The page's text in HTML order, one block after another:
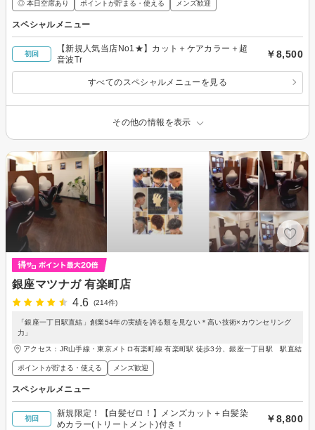
◎ 本日空席あり ポイントが貯まる・使える メンズ歓迎
スペシャルメニュー
初回
【新規人気当店No1★】カット＋ケアカラー＋超
音波Tr
￥8,500
すべてのスペシャルメニューを見る
その他の情報を表示
銀座マツナガ 有楽町店
4.6
(214件)
「銀座一丁目駅直結」創業54年の実績を誇る類を見ない＊高い技術×カウンセリング
力」
アクセス：JR山手線・東京メトロ有楽町線 有楽町駅 徒歩3分、銀座一丁目駅 駅直結
ポイントが貯まる・使える メンズ歓迎
スペシャルメニュー
初回
新規限定！【白髪ゼロ！】メンズカット＋白髪染
めカラー(トリートメント)付き！
￥8,800